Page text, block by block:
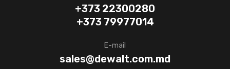
+373 22300280
+373 79977014
E-mail
sales@dewalt.com.md